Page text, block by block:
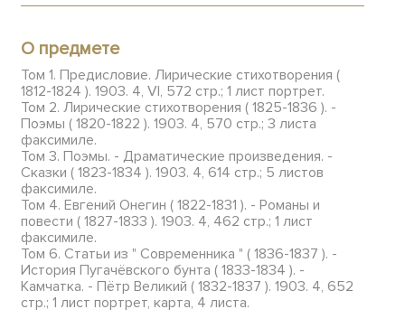
О предмете
Том 1. Предисловие. Лирические стихотворения (
1812-1824 ). 1903. 4, VI, 572 стр.; 1 лист портрет.
Том 2. Лирические стихотворения ( 1825-1836 ). -
Поэмы ( 1820-1822 ). 1903. 4, 570 стр.; 3 листа
факсимиле.
Том 3. Поэмы. - Драматические произведения. -
Сказки ( 1823-1834 ). 1903. 4, 614 стр.; 5 листов
факсимиле.
Том 4. Евгений Онегин ( 1822-1831 ). - Романы и
повести ( 1827-1833 ). 1903. 4, 462 стр.; 1 лист
факсимиле.
Том 6. Статьи из " Современника " ( 1836-1837 ). -
История Пугачёвского бунта ( 1833-1834 ). -
Камчатка. - Пётр Великий ( 1832-1837 ). 1903. 4, 652
стр.; 1 лист портрет, карта, 4 листа.